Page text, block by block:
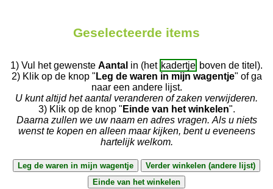
Geselecteerde items
1) Vul het gewenste Aantal in (het kadertje boven de titel).
2) Klik op de knop " Leg de waren in mijn wagentje" of ga
naar een andere lijst.
U kunt altijd het aantal veranderen of zaken verwijderen.
3) Klik op de knop " Einde van het winkelen".
Daarna zullen we uw naam en adres vragen. Als u niets
wenst te kopen en alleen maar kijken, bent u eveneens
hartelijk welkom.